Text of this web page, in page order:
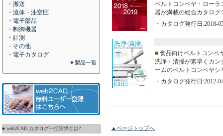
・搬送
・流体・油空圧
・電子部品
・制御機器
・計測
・その他
・電子カタログ
▼製品一覧
■ web2CAD カタログ一括請求とは?
ベルトコンベヤ・ローラ
器が満載の総合カタログ
・カタログ発行日:2018-
■ 食品向けベルトコンベ
洗浄・清掃が素早くカ
ームのベルトコンベヤシ
・カタログ発行日:2012-
▲ページトップへ